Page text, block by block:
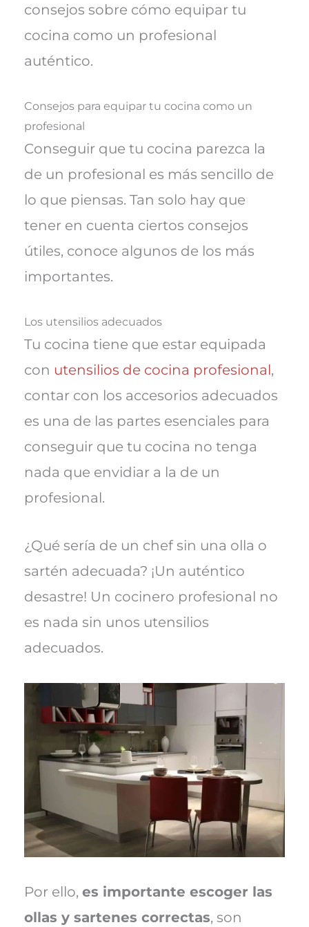
consejos sobre cómo equipar tu
cocina como un profesional
auténtico.
Consejos para equipar tu cocina como un
profesional
Conseguir que tu cocina parezca la
de un profesional es más sencillo de
lo que piensas. Tan solo hay que
tener en cuenta ciertos consejos
útiles, conoce algunos de los más
importantes.
Los utensilios adecuados
Tu cocina tiene que estar equipada
con utensilios de cocina profesional,
contar con los accesorios adecuados
es una de las partes esenciales para
conseguir que tu cocina no tenga
nada que envidiar a la de un
profesional.
¿Qué sería de un chef sin una olla o
sartén adecuada? ¡Un auténtico
desastre! Un cocinero profesional no
es nada sin unos utensilios
adecuados.
Por ello, es importante escoger las
ollas y sartenes correctas, son